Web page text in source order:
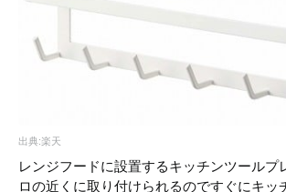
出典:楽天
レンジフードに設置するキッチンツールプ
ロの近くに取り付けられるのですぐにキッ